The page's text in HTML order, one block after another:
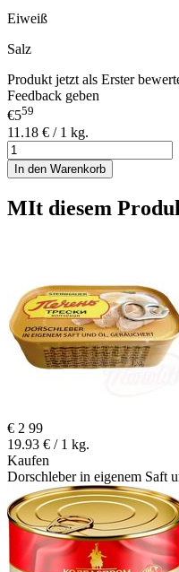
Salz
Produkt jetzt als Erster
Feedback geben
€559
11.18 € / 1 kg.
In den Warenkorb
MIt diesem
€ 2 99
19.93 € / 1 kg.
Kaufen
Dorschleber in eigenem Saft